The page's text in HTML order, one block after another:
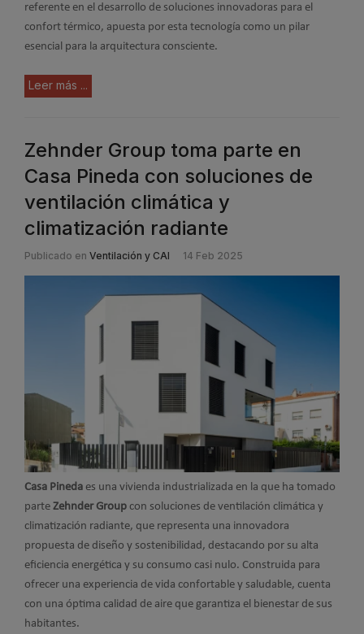
referente en el desarrollo de soluciones innovadoras para el
confort térmico, apuesta por esta tecnología como un pilar
esencial para la arquitectura consciente.
Leer más ...
Zehnder Group toma parte en
Casa Pineda con soluciones de
ventilación climática y
climatización radiante
Publicado en Ventilación y CAI 14 Feb 2025
Casa Pineda es una vivienda industrializada en la que ha tomado
parte Zehnder Group con soluciones de ventilación climática y
climatización radiante, que representa una innovadora
propuesta de diseño y sostenibilidad, destacando por su alta
eficiencia energética y su consumo casi nulo. Construida para
ofrecer una experiencia de vida confortable y saludable, cuenta
con una óptima calidad de aire que garantiza el bienestar de sus
habitantes.